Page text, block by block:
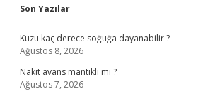
Sidebar
Son Yazılar
Kuzu kaç derece soğuğa dayanabilir ?
Ağustos 8, 2026
Nakit avans mantıklı mı ?
Ağustos 7, 2026